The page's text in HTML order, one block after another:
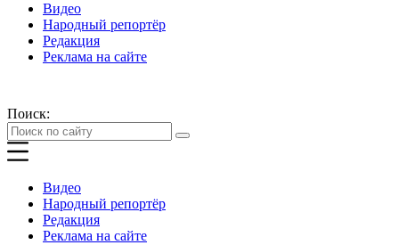
Видео
Народный репортёр
Редакция
Реклама на сайте
Поиск:
Видео
Народный репортёр
Редакция
Реклама на сайте